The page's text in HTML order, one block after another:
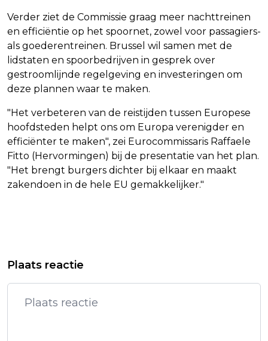
Verder ziet de Commissie graag meer nachttreinen
en efficiëntie op het spoornet, zowel voor passagiers-
als goederentreinen. Brussel wil samen met de
lidstaten en spoorbedrijven in gesprek over
gestroomlijnde regelgeving en investeringen om
deze plannen waar te maken.
"Het verbeteren van de reistijden tussen Europese
hoofdsteden helpt ons om Europa verenigder en
efficiënter te maken", zei Eurocommissaris Raffaele
Fitto (Hervormingen) bij de presentatie van het plan.
"Het brengt burgers dichter bij elkaar en maakt
zakendoen in de hele EU gemakkelijker."
DOOR CHIPTEKORTEN EN
BEDRIJF ROEPT THERAPIESCHOMMEL
TERUG OM VERWURGINGSRISICO
Plaats reactie